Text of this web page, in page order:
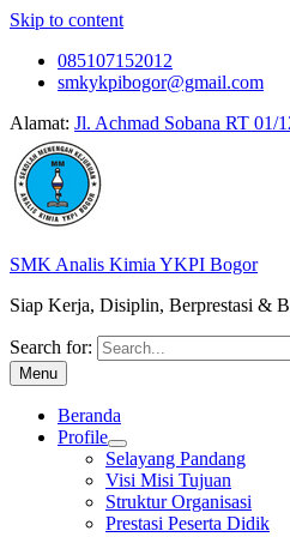
Skip to content
085107152012
smkykpibogor@gmail.com
Alamat: Jl. Achmad Sobana RT 01/
SMK Analis Kimia YKPI Bogor
Siap Kerja, Disiplin, Berprestasi &
Search for:
Menu
Beranda
Profile
Selayang Pandang
Visi Misi Tujuan
Struktur Organisasi
Prestasi Peserta Didik